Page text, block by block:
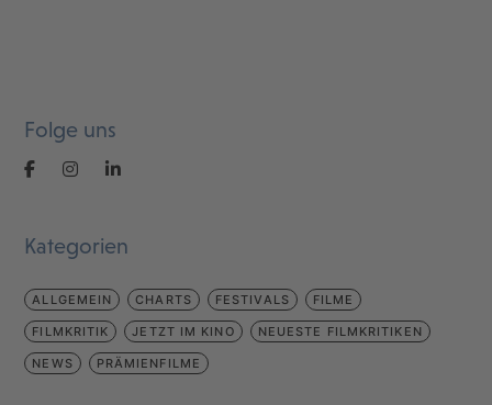
Folge uns
Kategorien
ALLGEMEIN CHARTS FESTIVALS FILME
FILMKRITIK JETZT IM KINO NEUESTE FILMKRITIKEN
NEWS PRÄMIENFILME